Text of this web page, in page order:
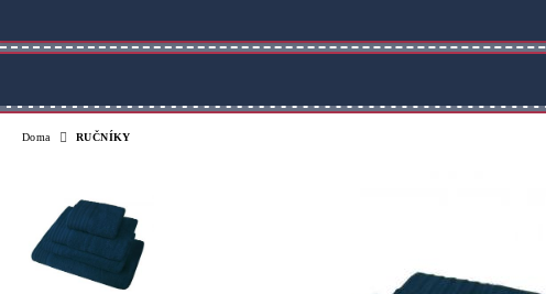
Doma RUČNÍKY